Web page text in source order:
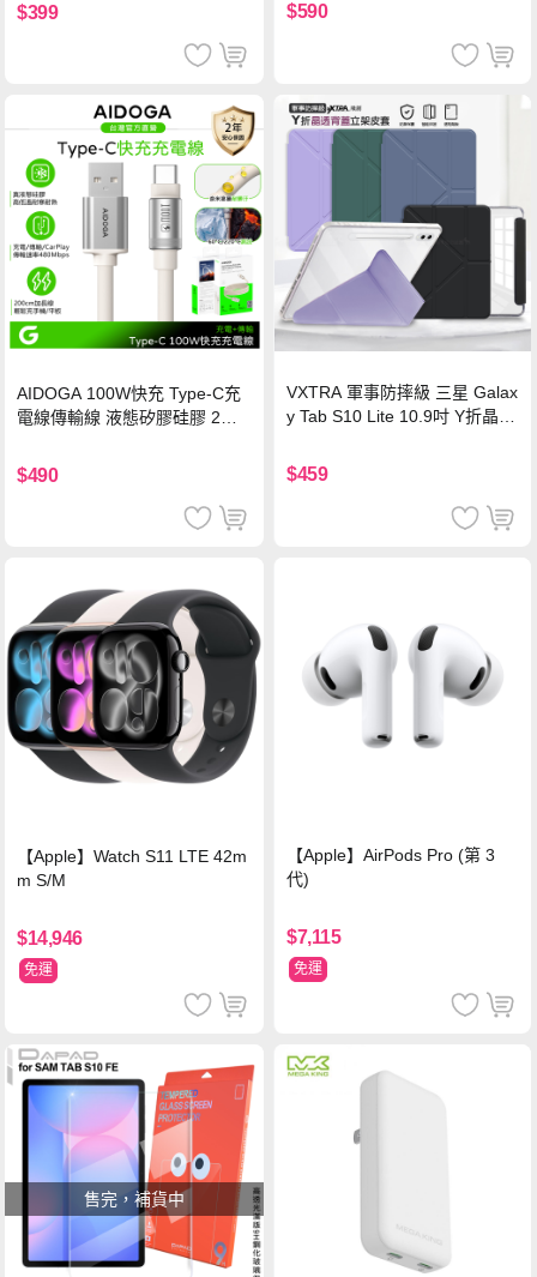
$399 $590
AIDOGA 100W快充 Type-C充
電線傳輸線 液態矽膠硅膠 2M
$490
VXTRA 軍事防摔級 三星 Galax
y Tab S10 Lite 10.9吋 Y折晶透
$459
【Apple】Watch S11 LTE 42m
m S/M
$14,946
免運
【Apple】AirPods Pro (第 3
代)
$7,115
免運
售完，補貨中